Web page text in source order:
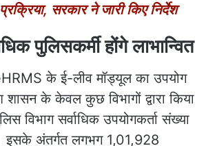
सरकार ने जारी किए निर्देश
पुलिसकर्मी होंगे लाभान्वित
के ई-लीव मॉड्यूल का उपयोग
शासन के केवल कुछ विभागों द्वारा किया
विभाग सर्वाधिक उपयोगकर्ता संख्या
अंतर्गत लगभग 1,01,928